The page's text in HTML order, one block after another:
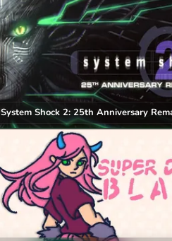
System Shock 2: 25th Anniversary